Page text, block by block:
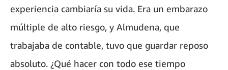
experiencia cambiaría su vida. Era un embarazo
múltiple de alto riesgo, y Almudena, que
trabajaba de contable, tuvo que guardar reposo
absoluto. ¿Qué hacer con todo ese tiempo